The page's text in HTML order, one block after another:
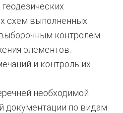
схем выполненных
контролем
элементов.
и контроль их
необходимой
документации по видам